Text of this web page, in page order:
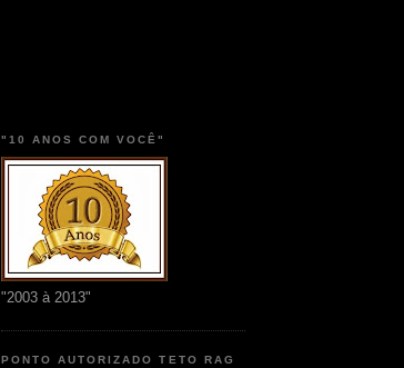
"10 ANOS COM VOCÊ"
"2003 à 2013"
PONTO AUTORIZADO TETO RAG